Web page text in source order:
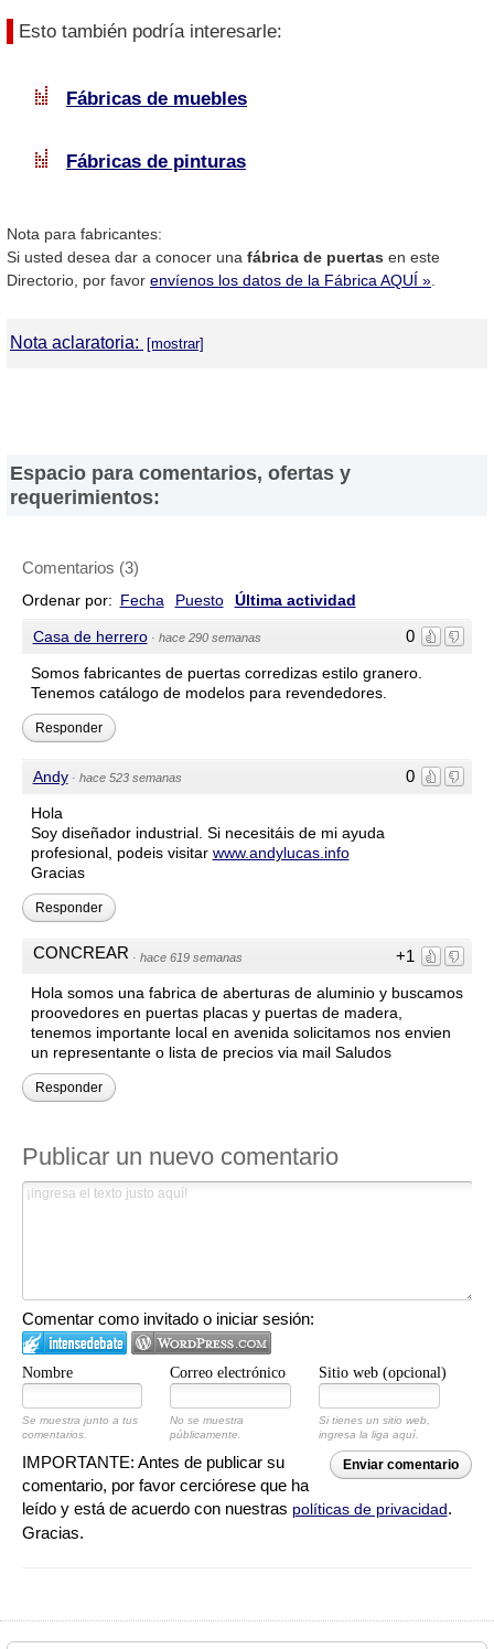
Esto también podría interesarle:
Fábricas de muebles
Fábricas de pinturas
Nota para fabricantes:
Si usted desea dar a conocer una fábrica de puertas en este
Directorio, por favor envíenos los datos de la Fábrica AQUÍ ».
Nota aclaratoria:
servicios ofrecidos por éstas. Asimismo, se advierte que las
direcciones, números de teléfono y fax y otros datos de contacto
Espacio para comentarios, ofertas y
requerimientos:
Comentarios (3)
Ordenar por: Fecha Puesto Última actividad
0
Casa de herrero · hace 290 semanas
Somos fabricantes de puertas corredizas estilo granero.
Tenemos catálogo de modelos para revendedores.
Responder
0
Andy · hace 523 semanas
Hola
Soy diseñador industrial. Si necesitáis de mi ayuda
profesional, podeis visitar www.andylucas.info
Gracias
Responder
+1
CONCREAR · hace 619 semanas
Hola somos una fabrica de aberturas de aluminio y buscamos
proovedores en puertas placas y puertas de madera,
tenemos importante local en avenida solicitamos nos envien
un representante o lista de precios via mail Saludos
Responder
Publicar un nuevo comentario
Comentar como invitado o iniciar sesión:
Nombre Correo electrónico Sitio web (opcional)
Se muestra junto a tus
comentarios.
No se muestra
públicamente.
Si tienes un sitio web,
ingresa la liga aquí.
Enviar comentario
IMPORTANTE: Antes de publicar su
comentario, por favor cerciórese que ha
leído y está de acuerdo con nuestras políticas de privacidad.
Gracias.